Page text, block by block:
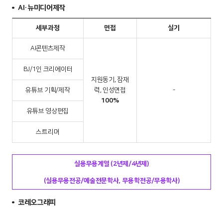
AI·뉴미디어제작
세부과정 면접 실기
AI콘텐츠제작
지원동기, 잠재
력, 인성면접
100%
-
BJ/1인 크리에이터
유튜브 기획/제작
유튜브 영상편집
스트리머
실용무용계열 (2년제/4년제)
(실용무용전공/예술전문학사, 무용학전공/무용학사)
코레오그래피